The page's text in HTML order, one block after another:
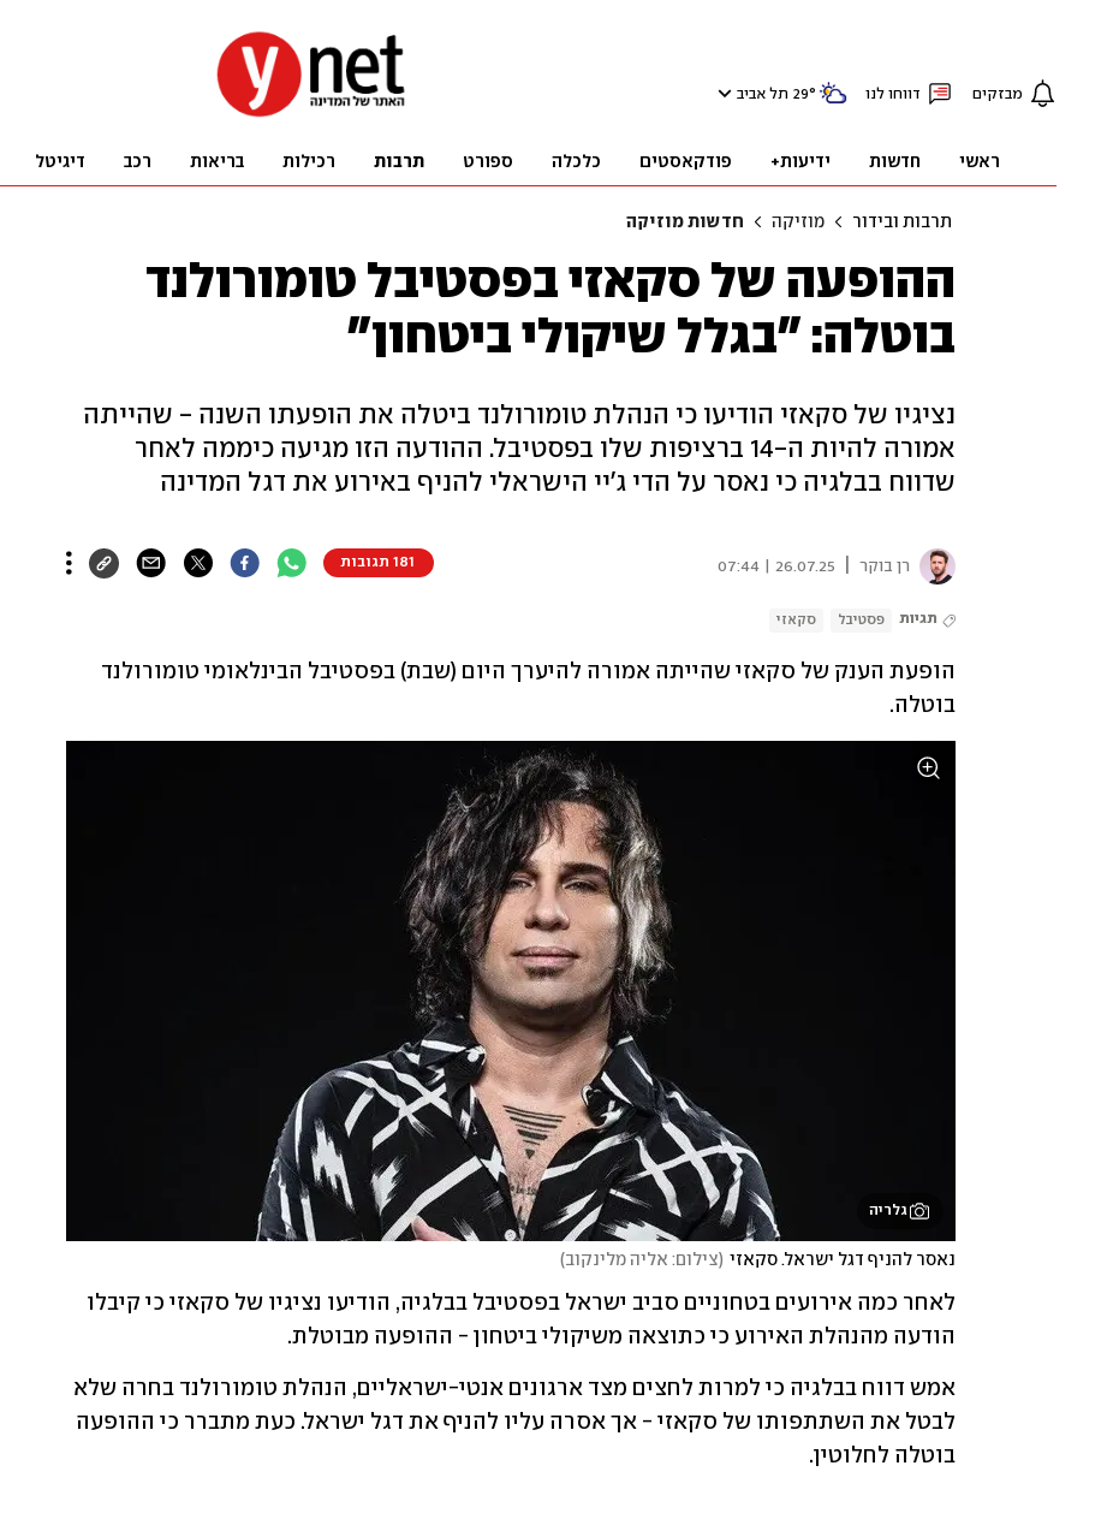
מבזקים דווחו לנו 29° תל אביב
ראשי חדשות ידיעות+ פודקאסטים כלכלה ספורט תרבות רכילות בריאות רכב דיגיטל
תרבות ובידור מוזיקה חדשות מוזיקה
ההופעה של סקאזי בפסטיבל טומורולנד
בוטלה: "בגלל שיקולי ביטחון"
נציגיו של סקאזי הודיעו כי הנהלת טומורולנד ביטלה את הופעתו השנה - שהייתה
אמורה להיות ה-14 ברציפות שלו בפסטיבל. ההודעה הזו מגיעה כיממה לאחר
שדווח בבלגיה כי נאסר על הדי ג'יי הישראלי להניף באירוע את דגל המדינה
רן בוקר 26.07.25 | 07:44 181 תגובות
תגיות פסטיבל סקאזי
בוטלה.
גלריה
נאסר להניף דגל ישראל. סקאזי (צילום: אליה מלינקוב)
הודעה מהנהלת האירוע כי כתוצאה משיקולי ביטחון - ההופעה מבוטלת.
בוטלה לחלוטין.